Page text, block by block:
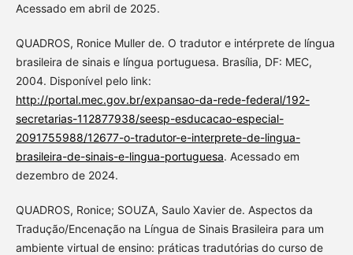
Acessado em abril de 2025.
QUADROS, Ronice Muller de. O tradutor e intérprete de língua
brasileira de sinais e língua portuguesa. Brasília, DF: MEC,
2004. Disponível pelo link:
http://portal.mec.gov.br/expansao-da-rede-federal/192-
secretarias-112877938/seesp-esducacao-especial-
2091755988/12677-o-tradutor-e-interprete-de-lingua-
brasileira-de-sinais-e-lingua-portuguesa. Acessado em
dezembro de 2024.
QUADROS, Ronice; SOUZA, Saulo Xavier de. Aspectos da
Tradução/Encenação na Língua de Sinais Brasileira para um
ambiente virtual de ensino: práticas tradutórias do curso de